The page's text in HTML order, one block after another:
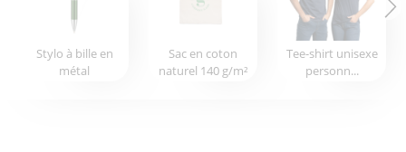
Stylo à bille en
métal
Sac en coton
naturel 140 g/m²
Tee-shirt unisexe
personn...